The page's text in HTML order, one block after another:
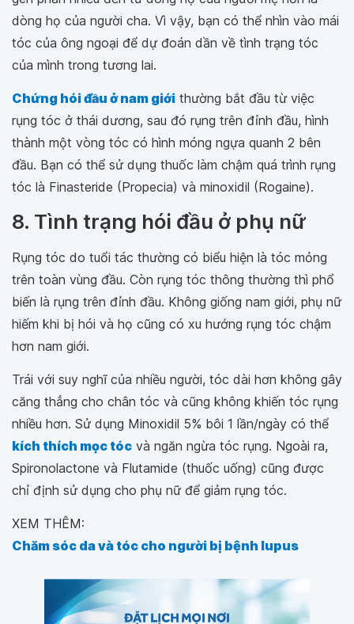
dòng họ của người cha. Vì vậy, bạn có thể nhìn vào mái
tóc của ông ngoại để dự đoán dần về tình trạng tóc
của mình trong tương lai.
Chứng hói đầu ở nam giới thường bắt đầu từ việc
rụng tóc ở thái dương, sau đó rụng trên đỉnh đầu, hình
thành một vòng tóc có hình móng ngựa quanh 2 bên
đầu. Bạn có thể sử dụng thuốc làm chậm quá trình rụng
tóc là Finasteride (Propecia) và minoxidil (Rogaine).
8. Tình trạng hói đầu ở phụ nữ
Rụng tóc do tuổi tác thường có biểu hiện là tóc mỏng
trên toàn vùng đầu. Còn rụng tóc thông thường thì phổ
biến là rụng trên đỉnh đầu. Không giống nam giới, phụ nữ
hiếm khi bị hói và họ cũng có xu hướng rụng tóc chậm
hơn nam giới.
Trái với suy nghĩ của nhiều người, tóc dài hơn không gây
căng thẳng cho chân tóc và cũng không khiến tóc rụng
nhiều hơn. Sử dụng Minoxidil 5% bôi 1 lần/ngày có thể
kích thích mọc tóc và ngăn ngừa tóc rụng. Ngoài ra,
Spironolactone và Flutamide (thuốc uống) cũng được
chỉ định sử dụng cho phụ nữ để giảm rụng tóc.
XEM THÊM:
Chăm sóc da và tóc cho người bị bệnh lupus